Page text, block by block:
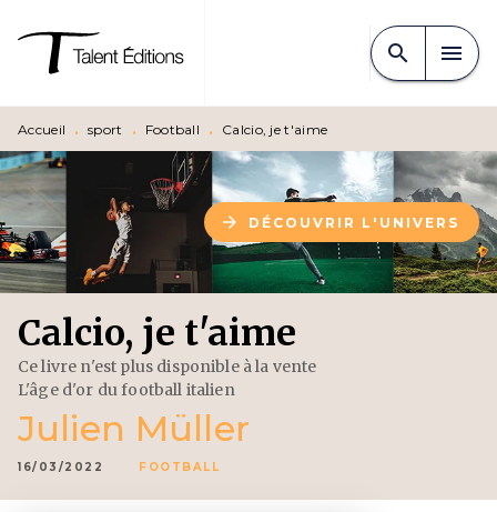
MENU CONTENU
PIED DE PAGE
search menu
Accueil • sport • Football • Calcio, je t'aime
arrow_forward DÉCOUVRIR L'UNIVERS
Calcio, je t'aime
Ce livre n'est plus disponible à la vente
L'âge d'or du football italien
Julien Müller
16/03/2022 FOOTBALL